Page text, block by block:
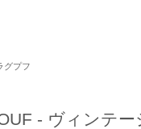
グプフ
- ヴィンテー